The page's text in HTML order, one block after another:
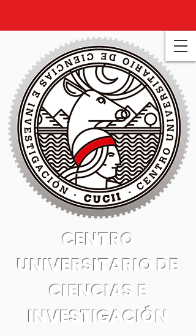
CENTRO
UNIVERSITARIO DE
CIENCIAS E
INVESTIGACIÓN